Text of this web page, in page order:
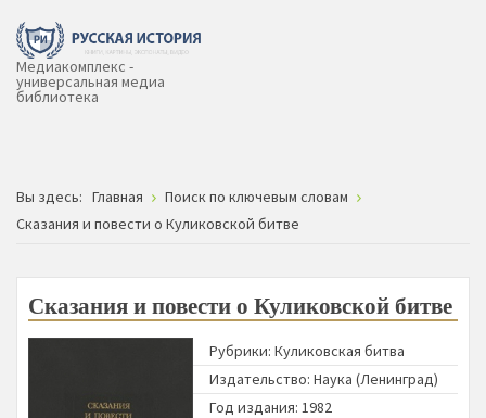
Медиакомплекс -
универсальная медиа
библиотека
Вы здесь: Главная
Поиск по ключевым словам
Сказания и повести о Куликовской битве
Сказания и повести о Куликовской битве
Рубрики: Куликовская битва
Издательство: Наука (Ленинград)
Год издания: 1982